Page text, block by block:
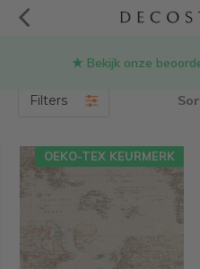
★ Bekijk onze
Producten getagd
Filters
OEKO-TEX KEURMERK